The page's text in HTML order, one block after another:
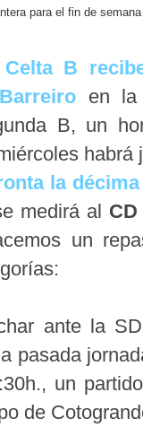
para el fin de
B
en la
B, un
habrá
la
medirá al
un
ante la
la pasada
un
de